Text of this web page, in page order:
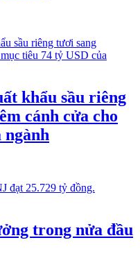
khẩu sầu riêng
cánh cửa cho
ngành
trong nửa đầu